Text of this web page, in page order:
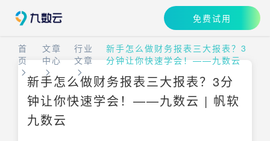
免费试用
首
页
文章
中心
行业
文章
新手怎么做财务报表三大报表？3
分钟让你快速学会！——九数云
新手怎么做财务报表三大报表？3分
钟让你快速学会！——九数云 | 帆软
九数云